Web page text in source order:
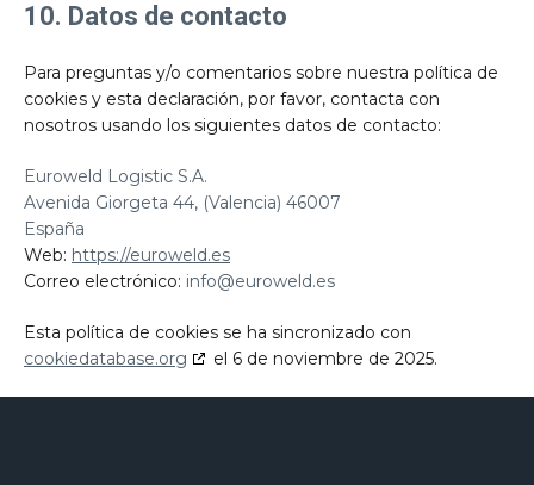
10. Datos de contacto
Para preguntas y/o comentarios sobre nuestra política de
cookies y esta declaración, por favor, contacta con
nosotros usando los siguientes datos de contacto:
Euroweld Logistic S.A.
Avenida Giorgeta 44, (Valencia) 46007
España
Web: https://euroweld.es
Correo electrónico: info@euroweld.es
Esta política de cookies se ha sincronizado con
cookiedatabase.org
el 6 de noviembre de 2025.